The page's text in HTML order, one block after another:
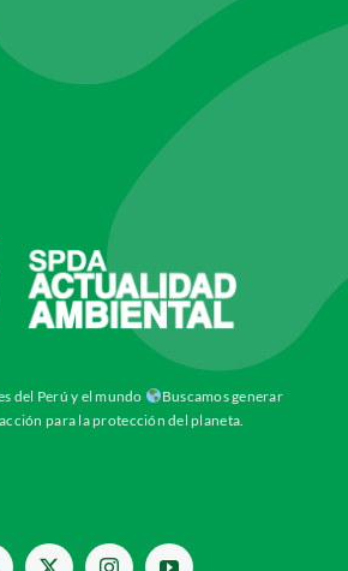
del Perú y el mundo
Buscamos generar
para la protección del planeta.